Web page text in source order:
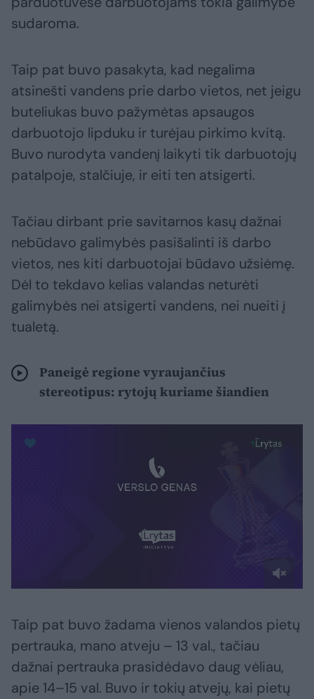
sudaroma.
Taip pat buvo pasakyta, kad negalima
atsinešti vandens prie darbo vietos, net jeigu
buteliukas buvo pažymėtas apsaugos
darbuotojo lipduku ir turėjau pirkimo kvitą.
Buvo nurodyta vandenį laikyti tik darbuotojų
patalpoje, stalčiuje, ir eiti ten atsigerti.
Tačiau dirbant prie savitarnos kasų dažnai
nebūdavo galimybės pasišalinti iš darbo
vietos, nes kiti darbuotojai būdavo užsiėmę.
Dėl to tekdavo kelias valandas neturėti
galimybės nei atsigerti vandens, nei nueiti į
tualetą.
Paneigė regione vyraujančius
stereotipus: rytojų kuriame šiandien
Taip pat buvo žadama vienos valandos pietų
pertrauka, mano atveju – 13 val., tačiau
dažnai pertrauka prasidėdavo daug vėliau,
apie 14–15 val. Buvo ir tokių atvejų, kai pietų